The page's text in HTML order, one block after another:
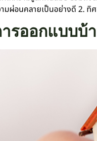
ามผ่อนคลายเป็นอย่างดี 2.
รออกแบบบ้